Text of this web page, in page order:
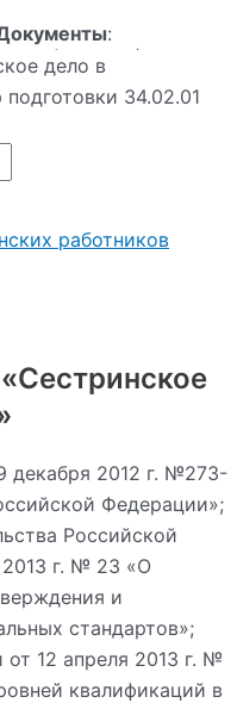
:
дело в
34.02.01
работников
декабря 2012 г. №273-
Федерации»;
Российской
г. № 23 «О
и
стандартов»;
12 апреля 2013 г. №
квалификаций в